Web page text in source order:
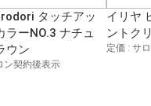
タッチアッ
ラーNO.3 ナチュ
ウン
ン契約後表示
イリヤ
ントク
定価 : サ